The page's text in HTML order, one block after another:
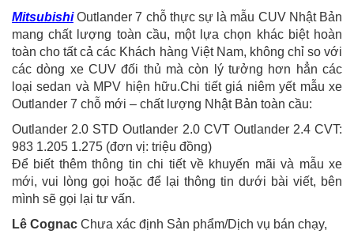
MitsubishiOutlander 7 chỗ thực sự là mẫu CUV Nhật Bản
mang chất lượng toàn cầu, một lựa chọn khác biệt hoàn
toàn cho tất cả các Khách hàng Việt Nam, không chỉ so với
các dòng xe CUV đối thủ mà còn lý tưởng hơn hẳn các
loại sedan và MPV hiện hữu.Chi tiết giá niêm yết mẫu xe
Outlander 7 chỗ mới – chất lượng Nhật Bản toàn cầu:
Outlander 2.0 STD Outlander 2.0 CVT Outlander 2.4 CVT:
983 1.205 1.275 (đơn vị: triệu đồng)
Để biết thêm thông tin chi tiết về khuyến mãi và mẫu xe
mới, vui lòng gọi hoặc để lại thông tin dưới bài viết, bên
mình sẽ gọi lại tư vấn.
Lê Cognac Chưa xác định Sản phẩm/Dịch vụ bán chạy,